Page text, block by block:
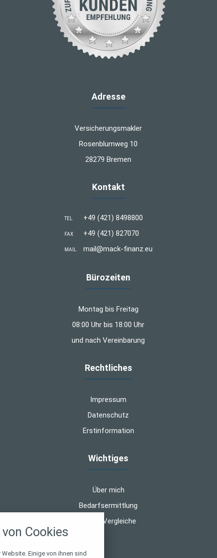
Adresse
Versicherungsmakler
Rosenblumweg 10
28279 Bremen
Kontakt
TEL +49 (421) 8498800
FAX +49 (421) 827070
MAIL mail@mack-finanz.eu
Bürozeiten
Montag bis Freitag
08:00 Uhr bis 18:00 Uhr
und nach Vereinbarung
Rechtliches
Impressum
Datenschutz
Erstinformation
Wichtiges
Über mich
Bedarfsermittlung
Online-Vergleiche
Cookies
Einige von ihnen sind
alle verwendeten Cookies und
zu blockieren.